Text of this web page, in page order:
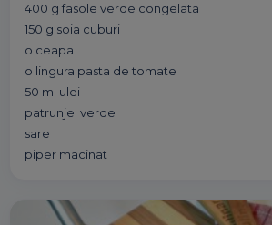
400 g fasole verde congelata
150 g soia cuburi
o ceapa
o lingura pasta de tomate
50 ml ulei
patrunjel verde
sare
piper macinat